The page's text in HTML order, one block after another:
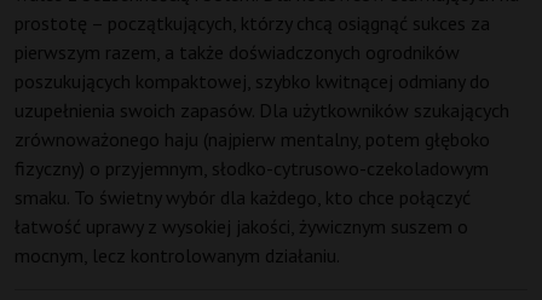
prostotę – początkujących, którzy chcą osiągnąć sukces za
pierwszym razem, a także doświadczonych ogrodników
poszukujących kompaktowej, szybko kwitnącej odmiany do
uzupełnienia swoich zapasów. Dla użytkowników szukających
zrównoważonego haju (najpierw mentalny, potem głęboko
fizyczny) o przyjemnym, słodko-cytrusowo-czekoladowym
smaku. To świetny wybór dla każdego, kto chce połączyć
łatwość uprawy z wysokiej jakości, żywicznym suszem o
mocnym, lecz kontrolowanym działaniu.